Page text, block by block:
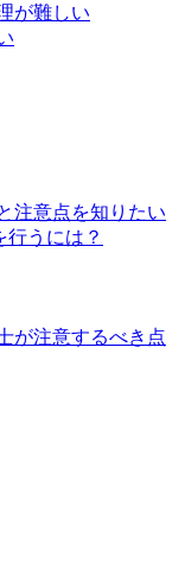
が難しい
注意点を知りたい
うには？
が注意するべき点